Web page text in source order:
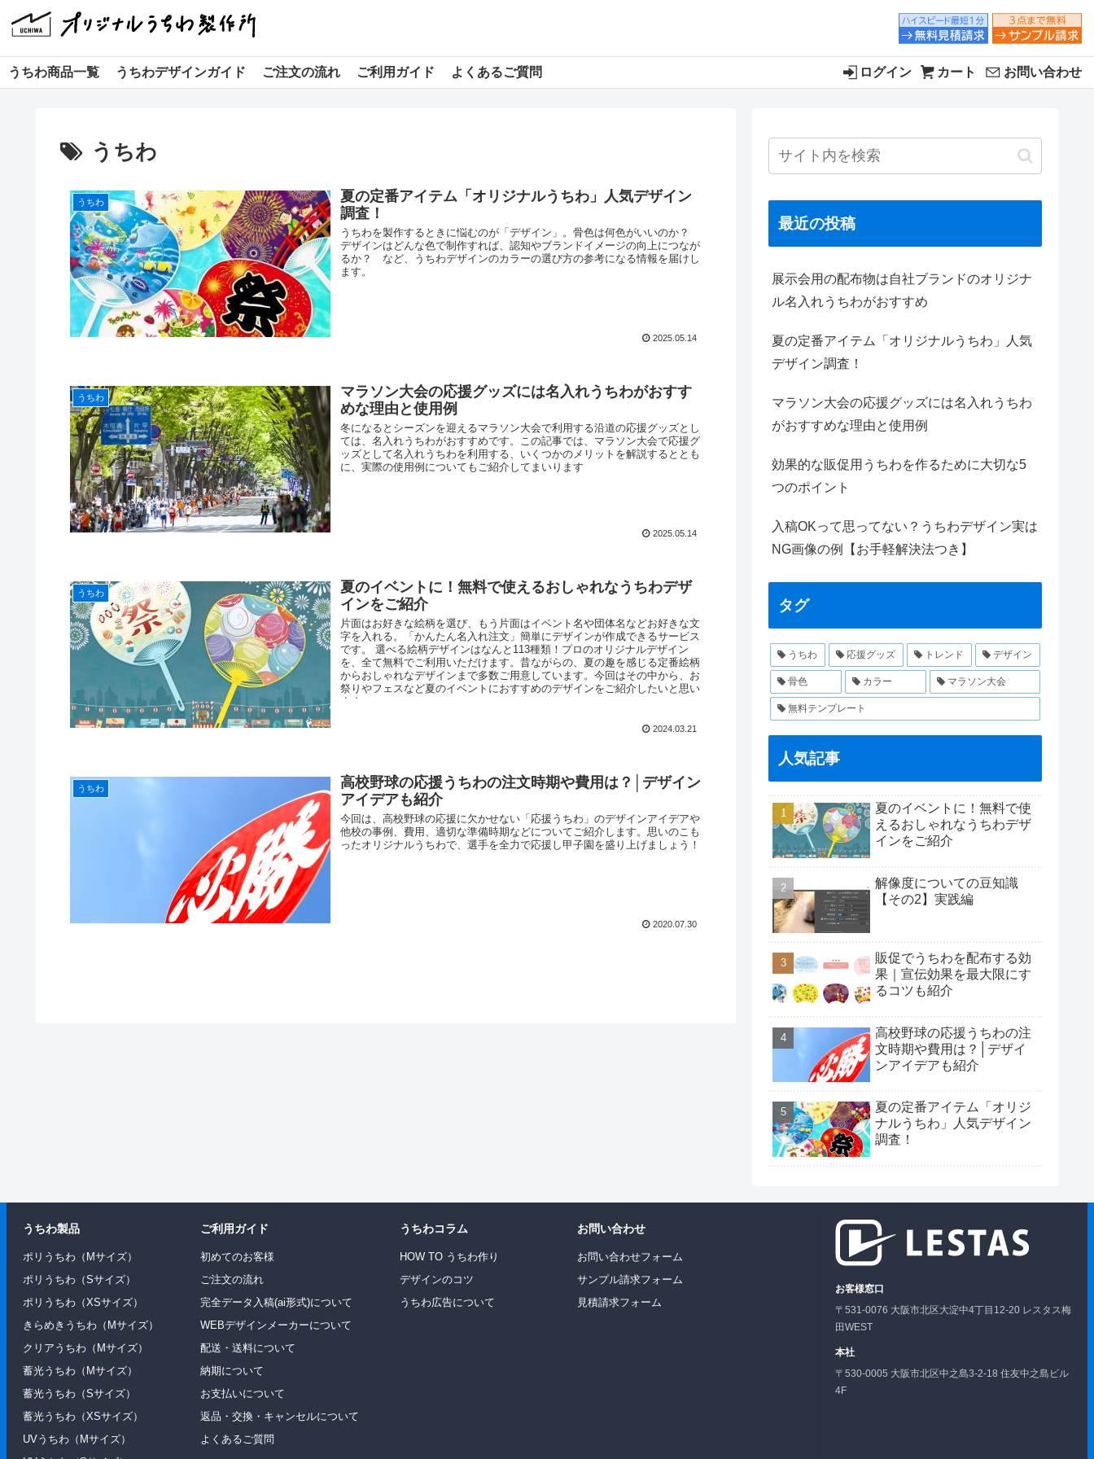
うちわ商品一覧 うちわデザインガイド ご注文の流れ ご利用ガイド よくあるご質問 ログイン カート お問い合わせ
うちわ
うちわ
夏の定番アイテム「オリジナルうちわ」人気デザイン
調査！
うちわを製作するときに悩むのが「デザイン」。骨色は何色がいいのか？
デザインはどんな色で制作すれば、認知やブランドイメージの向上につなが
るか？ など、うちわデザインのカラーの選び方の参考になる情報を届けし
ます。
2025.05.14
うちわ
マラソン大会の応援グッズには名入れうちわがおすす
めな理由と使用例
冬になるとシーズンを迎えるマラソン大会で利用する沿道の応援グッズとし
ては、名入れうちわがおすすめです。この記事では、マラソン大会で応援グ
ッズとして名入れうちわを利用する、いくつかのメリットを解説するととも
に、実際の使用例についてもご紹介してまいります
2025.05.14
うちわ
夏のイベントに！無料で使えるおしゃれなうちわデザ
インをご紹介
片面はお好きな絵柄を選び、もう片面はイベント名や団体名などお好きな文
字を入れる。「かんたん名入れ注文」簡単にデザインが作成できるサービス
です。 選べる絵柄デザインはなんと113種類！プロのオリジナルデザイン
を、全て無料でご利用いただけます。昔ながらの、夏の趣を感じる定番絵柄
からおしゃれなデザインまで多数ご用意しています。今回はその中から、お
祭りやフェスなど夏のイベントにおすすめのデザインをご紹介したいと思い
ます。
2024.03.21
うちわ
高校野球の応援うちわの注文時期や費用は？│デザイン
アイデアも紹介
今回は、高校野球の応援に欠かせない「応援うちわ」のデザインアイデアや
他校の事例、費用、適切な準備時期などについてご紹介します。思いのこも
ったオリジナルうちわで、選手を全力で応援し甲子園を盛り上げましょう！
2020.07.30
最近の投稿
展示会用の配布物は自社ブランドのオリジナ
ル名入れうちわがおすすめ
夏の定番アイテム「オリジナルうちわ」人気
デザイン調査！
マラソン大会の応援グッズには名入れうちわ
がおすすめな理由と使用例
効果的な販促用うちわを作るために大切な5
つのポイント
入稿OKって思ってない？うちわデザイン実は
NG画像の例【お手軽解決法つき】
タグ
うちわ 応援グッズ トレンド デザイン
骨色 カラー マラソン大会
無料テンプレート
人気記事
夏のイベントに！無料で使
えるおしゃれなうちわデザ
インをご紹介
解像度についての豆知識
【その2】実践編
販促でうちわを配布する効
果｜宣伝効果を最大限にす
るコツも紹介
高校野球の応援うちわの注
文時期や費用は？│デザイ
ンアイデアも紹介
夏の定番アイテム「オリジ
ナルうちわ」人気デザイン
調査！
うちわ製品
ポリうちわ（Mサイズ）
ポリうちわ（Sサイズ）
ポリうちわ（XSサイズ）
きらめきうちわ（Mサイズ）
クリアうちわ（Mサイズ）
蓄光うちわ（Mサイズ）
蓄光うちわ（Sサイズ）
蓄光うちわ（XSサイズ）
UVうちわ（Mサイズ）
ご利用ガイド
初めてのお客様
ご注文の流れ
完全データ入稿(ai形式)について
WEBデザインメーカーについて
配送・送料について
納期について
お支払いについて
返品・交換・キャンセルについて
よくあるご質問
うちわコラム
HOW TO うちわ作り
デザインのコツ
うちわ広告について
お問い合わせ
お問い合わせフォーム
サンプル請求フォーム
見積請求フォーム
お客様窓口
〒531-0076 大阪市北区大淀中4丁目12-20 レスタス梅
田WEST
本社
〒530-0005 大阪市北区中之島3-2-18 住友中之島ビル
4F